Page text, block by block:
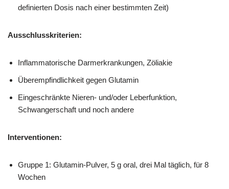
definierten Dosis nach einer bestimmten Zeit)
Ausschlusskriterien:
Inflammatorische Darmerkrankungen, Zöliakie
Überempfindlichkeit gegen Glutamin
Eingeschränkte Nieren- und/oder Leberfunktion,
Schwangerschaft und noch andere
Interventionen:
Gruppe 1: Glutamin-Pulver, 5 g oral, drei Mal täglich, für 8
Wochen